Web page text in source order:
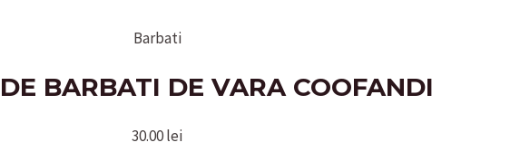
Barbati
BARBATI DE VARA COOFANDI
30.00lei